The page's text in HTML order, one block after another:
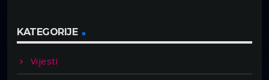
KATEGORIJE
Vijesti